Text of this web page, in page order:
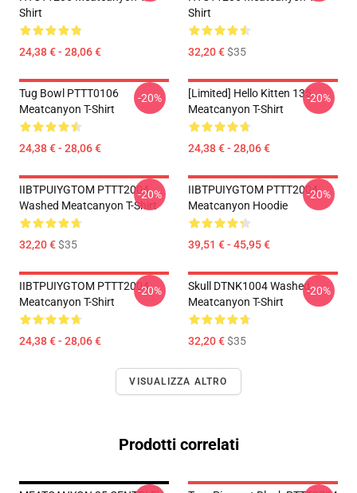
Shirt
24,38 € - 28,06 €
Shirt
32,20 €$35
Tug Bowl PTTT0106
Meatcanyon T-Shirt
24,38 € - 28,06 €
-20%
[Limited] Hello Kitten 135
Meatcanyon T-Shirt
24,38 € - 28,06 €
-20%
IIBTPUIYGTOM PTTT2004
Washed Meatcanyon T-Shirt
32,20 €$35
-20%
IIBTPUIYGTOM PTTT2004
Meatcanyon Hoodie
39,51 € - 45,95 €
-20%
IIBTPUIYGTOM PTTT2004
Meatcanyon T-Shirt
24,38 € - 28,06 €
-20%
Skull DTNK1004 Washed
Meatcanyon T-Shirt
32,20 €$35
-20%
VISUALIZZA ALTRO
Prodotti correlati